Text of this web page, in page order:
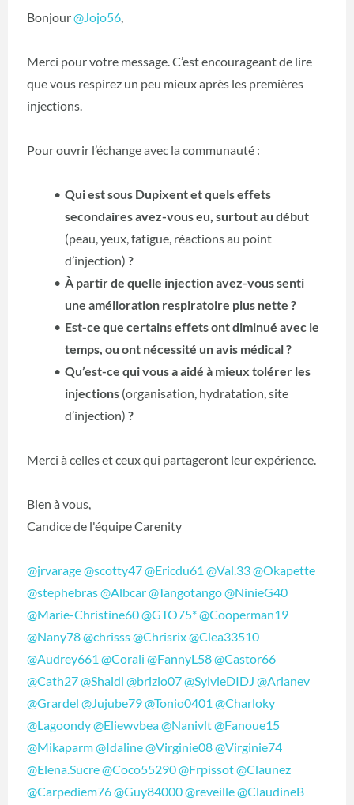
Bonjour@Jojo56,
Merci pour votre message. C’est encourageant de lire
que vous respirez un peu mieux après les premières
injections.
Pour ouvrir l’échange avec la communauté :
Qui est sous Dupixent et quels effets
secondaires avez-vous eu, surtout au début
(peau, yeux, fatigue, réactions au point
d’injection) ?
À partir de quelle injection avez-vous senti
une amélioration respiratoire plus nette ?
Est-ce que certains effets ont diminué avec le
temps, ou ont nécessité un avis médical ?
Qu’est-ce qui vous a aidé à mieux tolérer les
injections (organisation, hydratation, site
d’injection) ?
Merci à celles et ceux qui partageront leur expérience.
Bien à vous,
Candice de l'équipe Carenity
@jrvarage@scotty47@Ericdu61 @Val.33@Okapette
@stephebras@Albcar@Tangotango@NinieG40
@Marie-Christine60@GTO75*@Cooperman19
@Nany78@chrisss@Chrisrix@Clea33510
@Audrey661 @Corali @FannyL58@Castor66
@Cath27@Shaidi @brizio07@SylvieDIDJ @Arianev
@Grardel @Jujube79@Tonio0401 @Charloky
@Lagoondy@Eliewvbea@Nanivlt@Fanoue15
@Mikaparm@Idaline@Virginie08@Virginie74
@Elena.Sucre@Coco55290@Frpissot@Claunez
@Carpediem76@Guy84000@reveille@ClaudineB